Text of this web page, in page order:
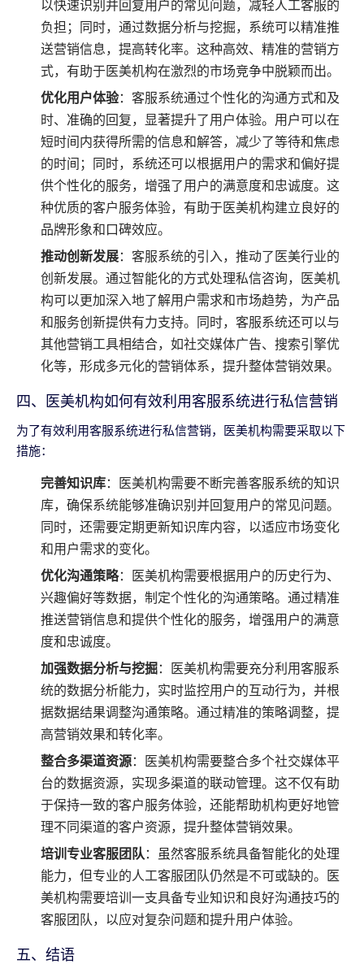
以快速识别并回复用户的常见问题，减轻人工客服的
负担；同时，通过数据分析与挖掘，系统可以精准推
送营销信息，提高转化率。这种高效、精准的营销方
式，有助于医美机构在激烈的市场竞争中脱颖而出。
优化用户体验：客服系统通过个性化的沟通方式和及
时、准确的回复，显著提升了用户体验。用户可以在
短时间内获得所需的信息和解答，减少了等待和焦虑
的时间；同时，系统还可以根据用户的需求和偏好提
供个性化的服务，增强了用户的满意度和忠诚度。这
种优质的客户服务体验，有助于医美机构建立良好的
品牌形象和口碑效应。
推动创新发展：客服系统的引入，推动了医美行业的
创新发展。通过智能化的方式处理私信咨询，医美机
构可以更加深入地了解用户需求和市场趋势，为产品
和服务创新提供有力支持。同时，客服系统还可以与
其他营销工具相结合，如社交媒体广告、搜索引擎优
化等，形成多元化的营销体系，提升整体营销效果。
四、医美机构如何有效利用客服系统进行私信营销
为了有效利用客服系统进行私信营销，医美机构需要采取以下
措施：
完善知识库：医美机构需要不断完善客服系统的知识
库，确保系统能够准确识别并回复用户的常见问题。
同时，还需要定期更新知识库内容，以适应市场变化
和用户需求的变化。
优化沟通策略：医美机构需要根据用户的历史行为、
兴趣偏好等数据，制定个性化的沟通策略。通过精准
推送营销信息和提供个性化的服务，增强用户的满意
度和忠诚度。
加强数据分析与挖掘：医美机构需要充分利用客服系
统的数据分析能力，实时监控用户的互动行为，并根
据数据结果调整沟通策略。通过精准的策略调整，提
高营销效果和转化率。
整合多渠道资源：医美机构需要整合多个社交媒体平
台的数据资源，实现多渠道的联动管理。这不仅有助
于保持一致的客户服务体验，还能帮助机构更好地管
理不同渠道的客户资源，提升整体营销效果。
培训专业客服团队 ：虽然客服系统具备智能化的处理
能力，但专业的人工客服团队仍然是不可或缺的。医
美机构需要培训一支具备专业知识和良好沟通技巧的
客服团队，以应对复杂问题和提升用户体验。
五、结语